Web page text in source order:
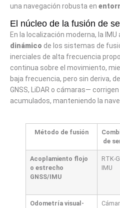
una navegación robusta en
El núcleo de la fusión de
En la localización moderna, la IMU
dinámico de los sistemas de
inerciales de alta frecuencia
continua sobre el movimiento,
baja frecuencia, pero sin deriva,
GNSS, LiDAR o cámaras—
acumulados, manteniendo la
Método de fusión
de
Acoplamiento flojo
o estrecho
GNSS/IMU
RTK-
IMU
Odometría visual-